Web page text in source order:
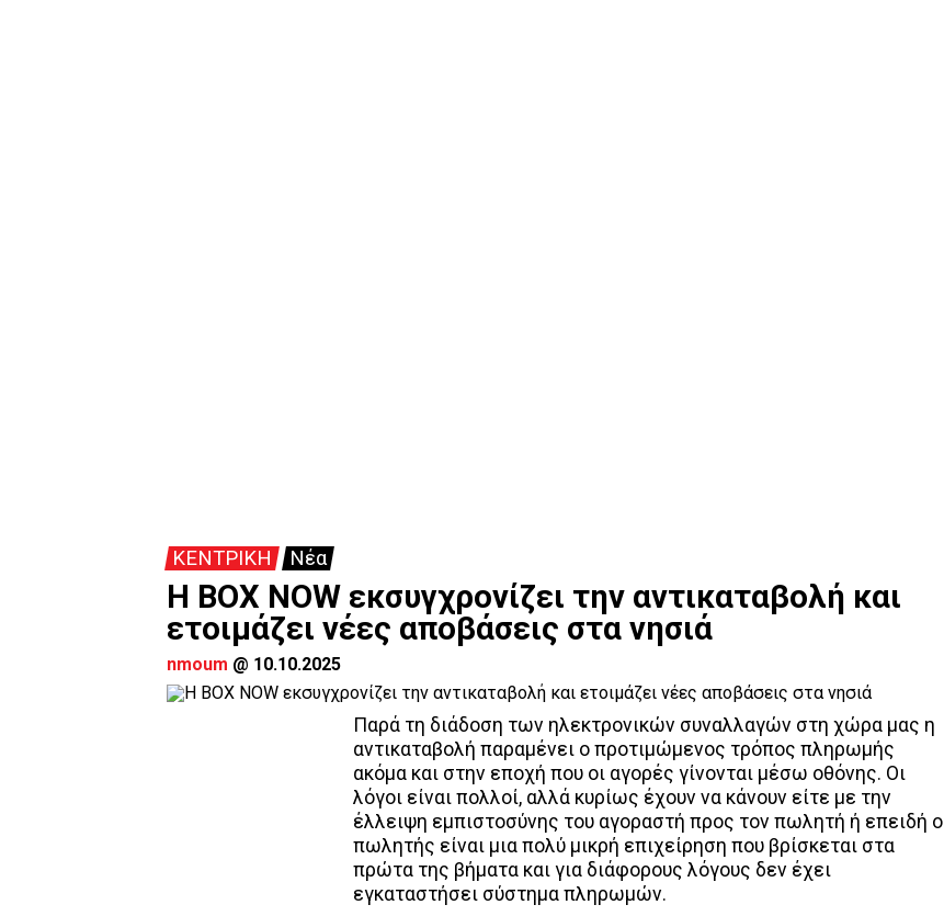
ΚΕΝΤΡΙΚΗ Νέα
Η BOX NOW εκσυγχρονίζει την αντικαταβολή και
ετοιμάζει νέες αποβάσεις στα νησιά
nmoum @ 10.10.2025
Παρά τη διάδοση των ηλεκτρονικών συναλλαγών στη χώρα μας η
αντικαταβολή παραμένει ο προτιμώμενος τρόπος πληρωμής
ακόμα και στην εποχή που οι αγορές γίνονται μέσω οθόνης. Οι
λόγοι είναι πολλοί, αλλά κυρίως έχουν να κάνουν είτε με την
έλλειψη εμπιστοσύνης του αγοραστή προς τον πωλητή ή επειδή ο
πωλητής είναι μια πολύ μικρή επιχείρηση που βρίσκεται στα
πρώτα της βήματα και για διάφορους λόγους δεν έχει
εγκαταστήσει σύστημα πληρωμών.